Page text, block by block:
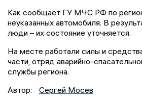
Как сообщает ГУ МЧС РФ по
неуказанных автомобиля. В
люди – их состояние уточняется.
На месте работали силы и
части, отряд аварийно-
службы региона.
Автор:
Сергей Мосев